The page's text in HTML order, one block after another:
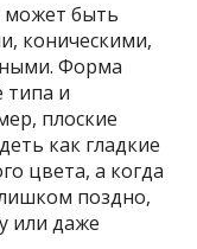
может быть
коническими,
Форма
типа и
плоские
как гладкие
цвета, а когда
поздно,
или даже